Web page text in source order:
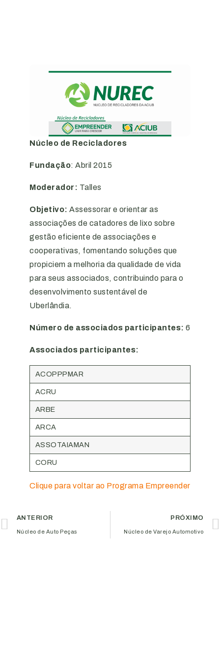
Núcleo de Recicladores
Fundação: Abril 2015
Moderador: Talles
Objetivo: Assessorar e orientar as
associações de catadores de lixo sobre
gestão eficiente de associações e
cooperativas, fomentando soluções que
propiciem a melhoria da qualidade de vida
para seus associados, contribuindo para o
desenvolvimento sustentável de
Uberlândia.
Número de associados participantes: 6
Associados participantes:
ACOPPPMAR
ACRU
ARBE
ARCA
ASSOTAIAMAN
CORU
Clique para voltar ao Programa Empreender
ANTERIOR
Núcleo de Auto Peças
PRÓXIMO
Núcleo de Varejo Automotivo